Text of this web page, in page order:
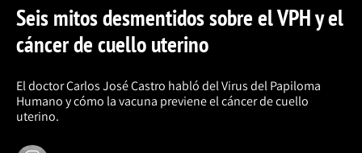
Seis mitos desmentidos sobre el VPH y el
cáncer de cuello uterino
El doctor Carlos José Castro habló del Virus del Papiloma
Humano y cómo la vacuna previene el cáncer de cuello
uterino.